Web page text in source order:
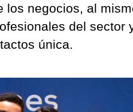
los negocios, al
del sector
única.